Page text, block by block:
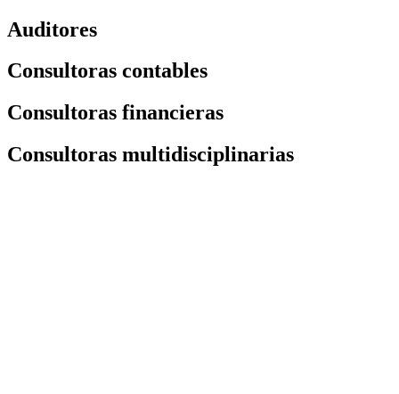
Auditores
Consultoras contables
Consultoras financieras
Consultoras multidisciplinarias